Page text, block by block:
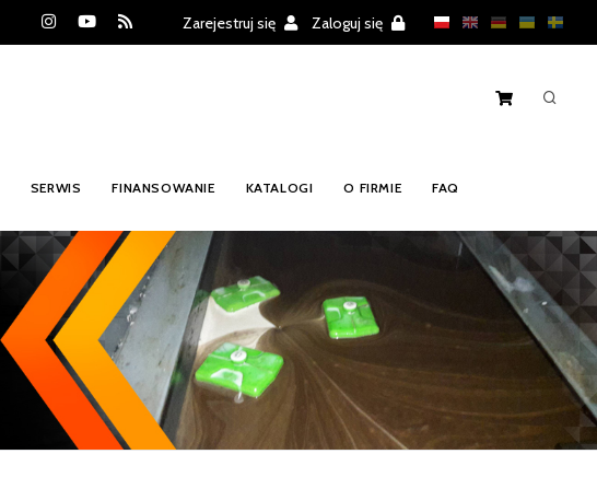
Zarejestruj się Zaloguj się
SERWIS FINANSOWANIE KATALOGI O FIRMIE FAQ